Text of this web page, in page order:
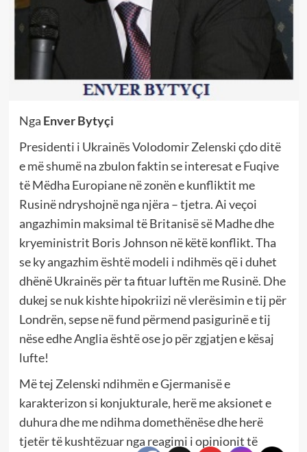
Nga Enver Bytyçi
Presidenti i Ukrainës Volodomir Zelenski çdo ditë
e më shumë na zbulon faktin se interesat e Fuqive
të Mëdha Europiane në zonën e kunfliktit me
Rusinë ndryshojnë nga njëra – tjetra. Ai veçoi
angazhimin maksimal të Britanisë së Madhe dhe
kryeministrit Boris Johnson në këtë konflikt. Tha
se ky angazhim është modeli i ndihmës që i duhet
dhënë Ukrainës për ta fituar luftën me Rusinë. Dhe
dukej se nuk kishte hipokriizi në vlerësimin e tij për
Londrën, sepse në fund përmend pasigurinë e tij
nëse edhe Anglia është ose jo për zgjatjen e kësaj
lufte!
Më tej Zelenski ndihmën e Gjermanisë e
karakterizon si konjukturale, herë me aksionet e
duhura dhe me ndihma domethënëse dhe herë
tjetër të kushtëzuar nga reagimi i opinionit të